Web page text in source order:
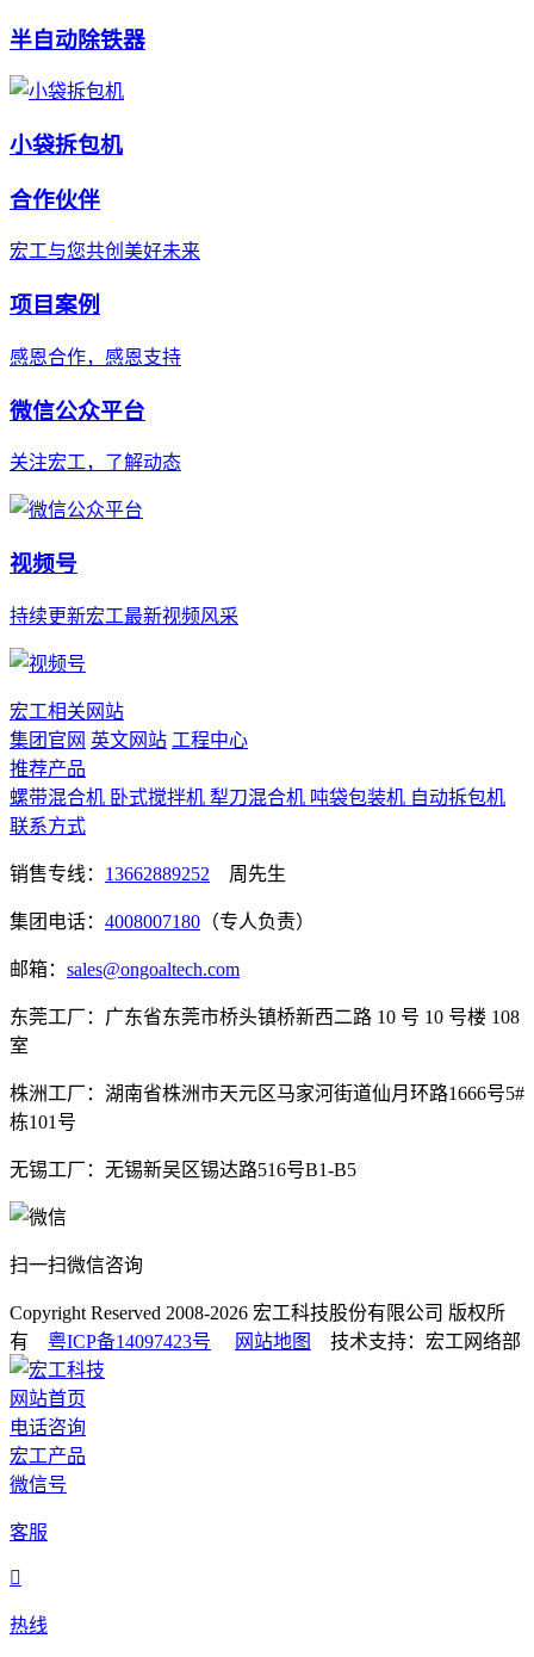
半自动除铁器
小袋拆包机
合作伙伴
宏工与您共创美好未来
项目案例
感恩合作，感恩支持
微信公众平台
关注宏工，了解动态
视频号
持续更新宏工最新视频风采
宏工相关网站
集团官网 英文网站 工程中心
推荐产品
螺带混合机 卧式搅拌机 犁刀混合机 吨袋包装机 自动拆包机
联系方式
销售专线： 13662889252 周先生
集团电话： 4008007180 （专人负责）
邮箱： sales@ongoaltech.com
东莞工厂：广东省东莞市桥头镇桥新西二路 10 号 10 号楼 108
室
株洲工厂：湖南省株洲市天元区马家河街道仙月环路1666号5#
栋101号
无锡工厂：无锡新吴区锡达路516号B1-B5
扫一扫微信咨询
Copyright Reserved 2008-2026 宏工科技股份有限公司 版权所
有 粤ICP备14097423号 网站地图 技术支持：宏工网络部
网站首页
电话咨询
宏工产品
微信号
客服

热线